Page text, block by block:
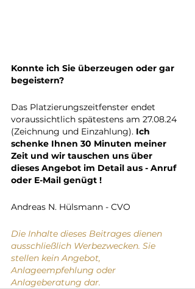
Konnte ich Sie überzeugen oder gar
begeistern?
Das Platzierungszeitfenster endet
voraussichtlich spätestens am 27.08.24
(Zeichnung und Einzahlung). Ich
schenke Ihnen 30 Minuten meiner
Zeit und wir tauschen uns über
dieses Angebot im Detail aus - Anruf
oder E-Mail genügt !
Andreas N. Hülsmann - CVO
Die Inhalte dieses Beitrages dienen
ausschließlich Werbezwecken. Sie
stellen kein Angebot,
Anlageempfehlung oder
Anlageberatung dar.